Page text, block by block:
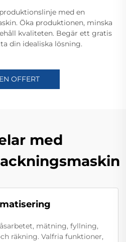
med en
Öka produktionen, minska
kvaliteten. Begär ett gratis
din idealiska lösning.
OFFERT
med
mätning, fyllning,
räkning. Valfria funktioner,